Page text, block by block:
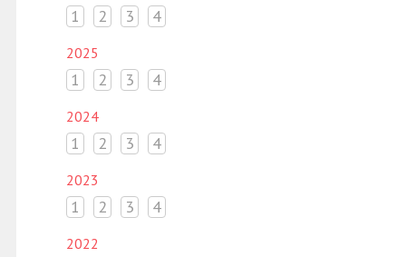
1 2 3 4
2025
1 2 3 4
2024
1 2 3 4
2023
1 2 3 4
2022